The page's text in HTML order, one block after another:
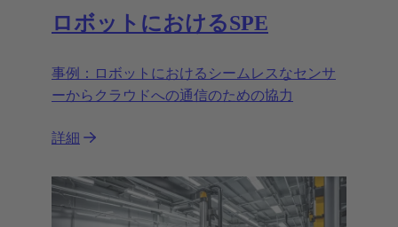
ロボットにおけるSPE
事例：ロボットにおけるシームレスなセンサ
ーからクラウドへの通信のための協力
詳細